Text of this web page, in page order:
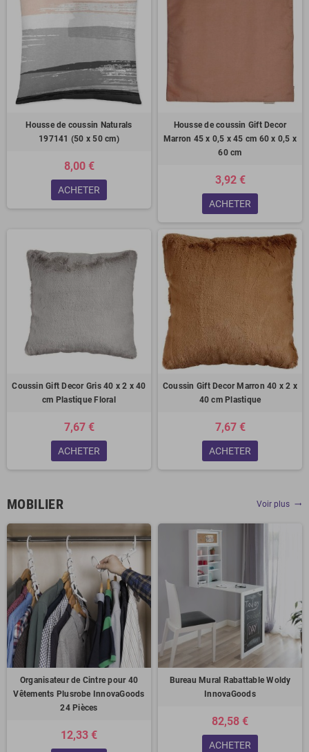
Housse de coussin Naturals
197141 (50 x 50 cm)
8,00 €
ACHETER
Housse de coussin Gift Decor
Marron 45 x 0,5 x 45 cm 60 x 0,5 x
60 cm
3,92 €
ACHETER
Coussin Gift Decor Gris 40 x 2 x 40
cm Plastique Floral
7,67 €
ACHETER
Coussin Gift Decor Marron 40 x 2 x
40 cm Plastique
7,67 €
ACHETER
MOBILIER Voir plus trending_flat
Organisateur de Cintre pour 40
Vêtements Plusrobe InnovaGoods
24 Pièces
12,33 €
Bureau Mural Rabattable Woldy
InnovaGoods
82,58 €
ACHETER